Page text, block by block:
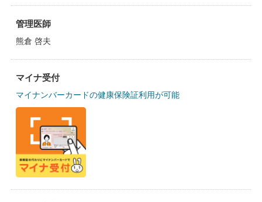
管理医師
熊倉 啓夫
マイナ受付
マイナンバーカードの健康保険証利用が可能